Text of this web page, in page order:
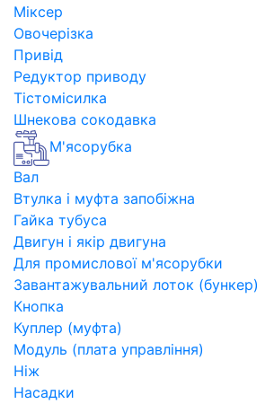
Міксер
Овочерізка
Привід
Редуктор приводу
Тістомісилка
Шнекова сокодавка
М'ясорубка
Вал
Втулка і муфта запобіжна
Гайка тубуса
Двигун і якір двигуна
Для промислової м'ясорубки
Завантажувальний лоток (бункер)
Кнопка
Куплер (муфта)
Модуль (плата управління)
Ніж
Насадки